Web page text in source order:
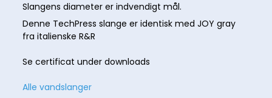
Slangens diameter er indvendigt mål.
Denne TechPress slange er identisk med JOY gray
fra italienske R&R
Se certificat under downloads
Alle vandslanger